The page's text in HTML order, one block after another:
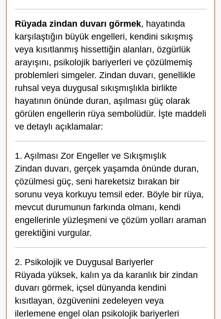
Rüyada zindan duvarı görmek, hayatında
karşılaştığın büyük engelleri, kendini sıkışmış
veya kısıtlanmış hissettiğin alanları, özgürlük
arayışını, psikolojik bariyerleri ve çözülmemiş
problemleri simgeler. Zindan duvarı, genellikle
ruhsal veya duygusal sıkışmışlıkla birlikte
hayatının önünde duran, aşılması güç olarak
görülen engellerin rüya sembolüdür. İşte maddeli
ve detaylı açıklamalar:
1. Aşılması Zor Engeller ve Sıkışmışlık
Zindan duvarı, gerçek yaşamda önünde duran,
çözülmesi güç, seni hareketsiz bırakan bir
sorunu veya korkuyu temsil eder. Böyle bir rüya,
mevcut durumunun farkında olmanı, kendi
engellerinle yüzleşmeni ve çözüm yolları araman
gerektiğini vurgular.
2. Psikolojik ve Duygusal Bariyerler
Rüyada yüksek, kalın ya da karanlık bir zindan
duvarı görmek, içsel dünyanda kendini
kısıtlayan, özgüvenini zedeleyen veya
ilerlemene engel olan psikolojik bariyerleri